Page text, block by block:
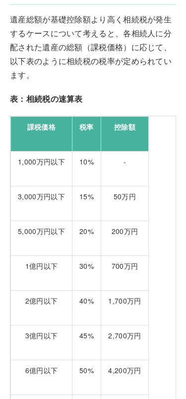
遺産総額が基礎控除額より高く相続税が発生
するケースについて考えると、各相続人に分
配された遺産の総額（課税価格）に応じて、
以下表のように相続税の税率が定められてい
ます。
表：相続税の速算表
課税価格 税率 控除額
1,000万円以下 10% -
3,000万円以下 15% 50万円
5,000万円以下 20% 200万円
1億円以下 30% 700万円
2億円以下 40% 1,700万円
3億円以下 45% 2,700万円
6億円以下 50% 4,200万円